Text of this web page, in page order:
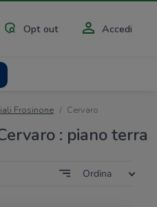
Opt out Accedi
Frosinone Cervaro
: piano terra
Ordina